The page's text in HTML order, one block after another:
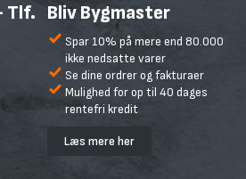
Tlf. Bliv Bygmaster
Spar 10% på mere end 80.000
ikke nedsatte varer
Se dine ordrer og fakturaer
Mulighed for op til 40 dages
rentefri kredit
Læs mere her